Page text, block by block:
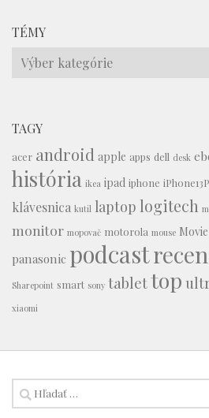
TÉMY
Témy
TAGY
acer android apple apps dell desk
história ikea ipad iphone
klávesnica kutil laptop logitech
monitor mopovač motorola mouse Movie
panasonic podcast
Sharepoint smart sony tablettop
xiaomi
Hľadať: